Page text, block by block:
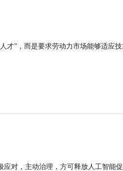
才”，而是要求劳动力市场能够适应
应对，主动治理，方可释放人工智能